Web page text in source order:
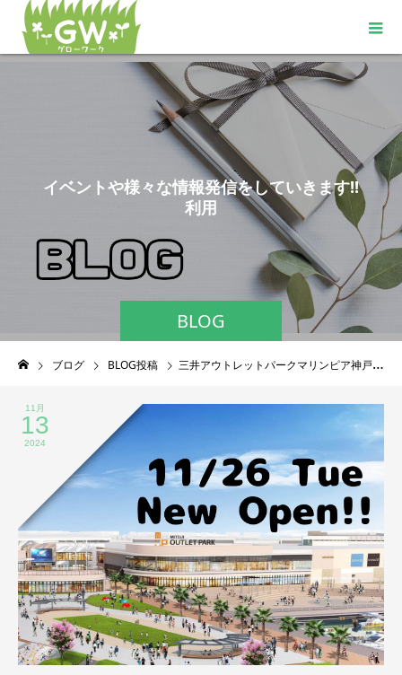
BLOG
イベン トや様々な情報発信をしていき ます!!
者様に もご
ブログ BLOG投稿 三井アウトレットパークマリンピア神戸OPEN!!
11月
13
2024